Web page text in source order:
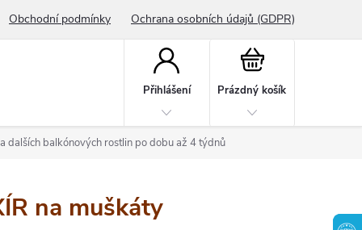
Obchodní podmínky Ochrana osobních údajů (GDPR)
Přihlášení
Nákupní
Prázdný košík
dalších balkónových rostlin po dobu až 4 týdnů
na muškáty